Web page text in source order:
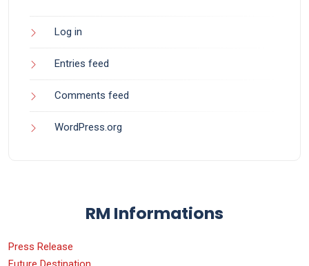
Log in
Entries feed
Comments feed
WordPress.org
RM Informations
Press Release